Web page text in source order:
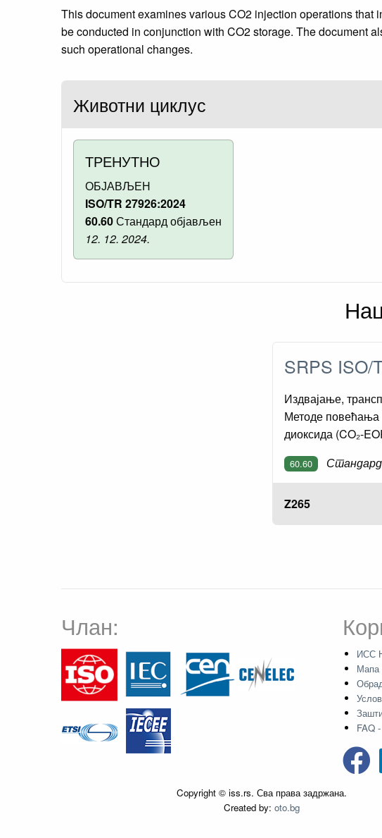
This document examines various CO2 injection operations
be conducted in conjunction with CO2 storage. The document
such operational changes.
Животни циклус
ТРЕНУТНО
ОБЈАВЉЕН
ISO/TR 27926:2024
60.60Стандард објављен
12. 12. 2024.
SRPS ISO/
Издвајање,
Методе
диоксида (CO₂-
60.60
Z265
Члан:
ИСС
Мапа
FAQ
Copyright © iss.rs. Сва права задржана.
Created by: oto.bg